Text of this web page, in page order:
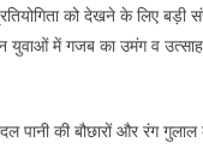
को देखने के लिए
में गजब का उमंग व
पानी की बौछारों और रंग